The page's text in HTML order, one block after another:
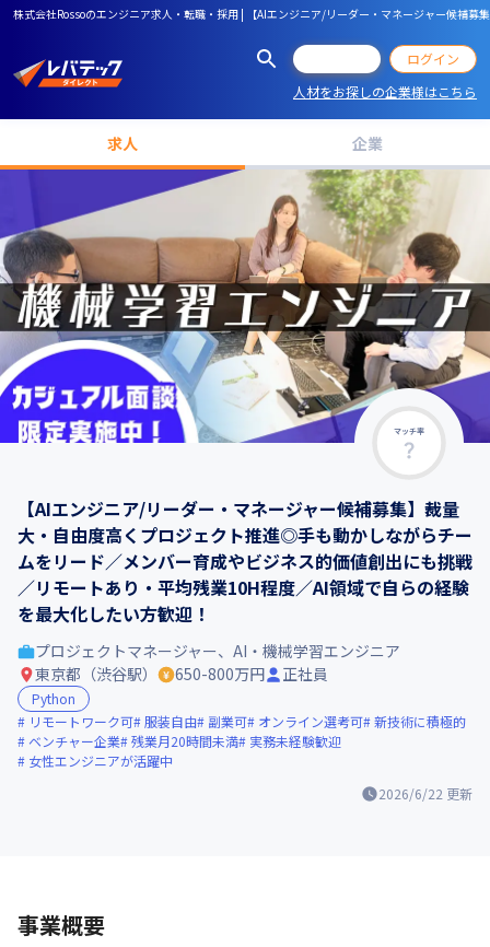
株式会社Rossoのエンジニア求人・転職・採用 | 【AIエンジニア/リーダー・マネージャー候補
ログイン
人材をお探しの企業様はこちら
求人 企業
マッチ率
【AIエンジニア/リーダー・マネージャー候補募集】裁量
大・自由度高くプロジェクト推進◎手も動かしながらチー
ムをリード／メンバー育成やビジネス的価値創出にも挑戦
／リモートあり・平均残業10H程度／AI領域で自らの経験
を最大化したい方歓迎！
2026/6/22 更新
プロジェクトマネージャー、AI・機械学習エンジニア
東京都（渋谷駅）
650-800万円 正社員
Python
リモートワーク可 服装自由 副業可 オンライン選考可 新技術に積極的
ベンチャー企業 残業月20時間未満
実務未経験歓迎
女性エンジニアが活躍中
事業概要